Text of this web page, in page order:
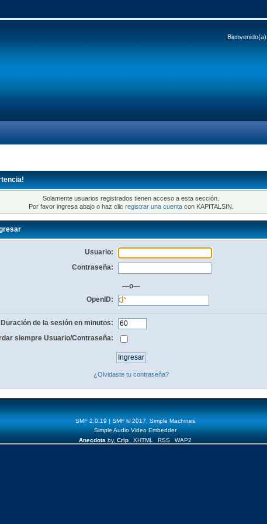
Bienvenido(a),
Solamente usuarios registrados tienen acceso a esta sección.
Por favor ingresa abajo o haz clic registrar una cuentacon KAPITALSIN.
Usuario:
Contraseña:
—o—
OpenID:
Duración de la sesión en minutos:
siempre Usuario/Contraseña:
¿Olvidaste tu contraseña?
SMF 2.0.19 | SMF © 2017
Simple Machines
Simple Audio Video Embedder
Anecdota by, Crip XHTML RSS WAP2